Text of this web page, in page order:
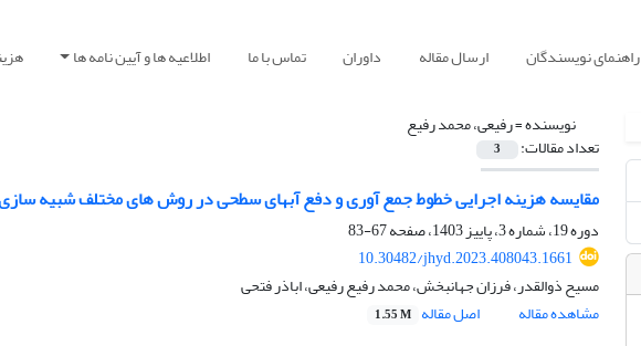
راهنمای نویسندگان ارسال مقاله داوران تماس با ما اطلاعیه ها و آیین نامه ها
نویسنده =رفیعی، محمد رفیع
تعداد مقالات: 3
مقایسه هزینه اجرایی خطوط جمع آوری و دفع آبهای سطحی در روش های مختلف شبیه
دوره 19، شماره 3، پاییز 1403، صفحه
67-83
10.30482/jhyd.2023.408043.1661
مسیح ذوالقدر، فرزان جهانبخش، محمد رفیع رفیعی، اباذر فتحی
مشاهده مقاله
اصل مقاله 1.55 M